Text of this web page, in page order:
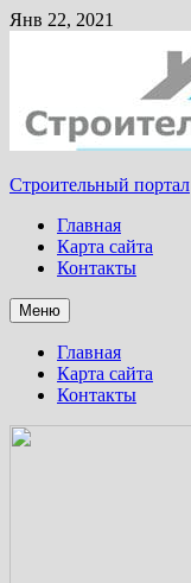
Янв 22, 2021
Строительный портал
Главная
Карта сайта
Контакты
Меню
Главная
Карта сайта
Контакты